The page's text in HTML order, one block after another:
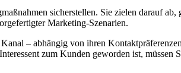
sicherstellen. Sie zielen darauf
Marketing-Szenarien.
– abhängig von ihren
zum Kunden geworden ist, müssen